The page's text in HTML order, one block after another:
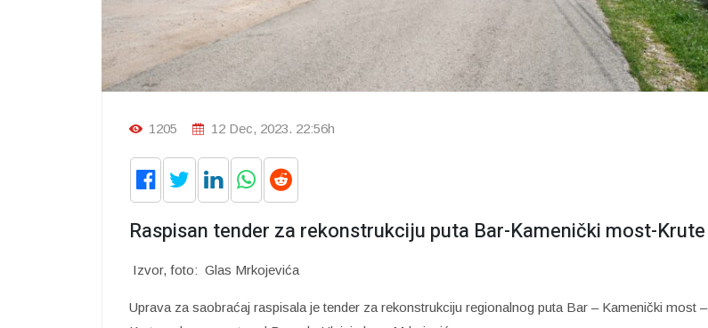
1205 12 Dec, 2023. 22:56h
Raspisan tender za rekonstrukciju puta Bar-Kamenički most-Krute
Izvor, foto: Glas Mrkojevića
Uprava za saobraćaj raspisala je tender za rekonstrukciju regionalnog puta Bar – Kamenički most –